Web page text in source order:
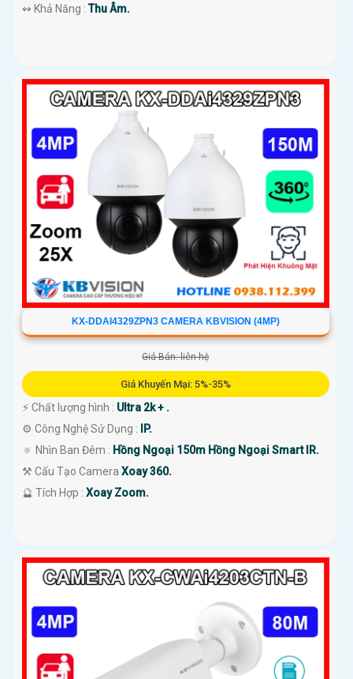
️↭ Khả Năng :Thu Âm.
KX-DDAI4329ZPN3 CAMERA KBVISION (4MP)
Giá Bán: liên hệ
Giá Khuyến Mại: 5%-35%
️⚡ Chất lượng hình : Ultra 2k + .
⚙ Công Nghệ Sử Dụng : IP.
🔅 Nhìn Ban Đêm : Hồng Ngoại 150m Hồng Ngoại Smart IR.
⚒ Cấu Tạo Camera Xoay 360.
️🔮 Tích Hợp : Xoay Zoom.